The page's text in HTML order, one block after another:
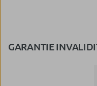
GARANTIE